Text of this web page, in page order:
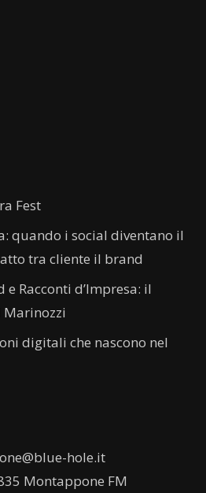
Fest
quando i social diventano il
tra cliente il brand
Racconti d’Impresa: il
digitali che nascono nel
hole.it
Montappone FM